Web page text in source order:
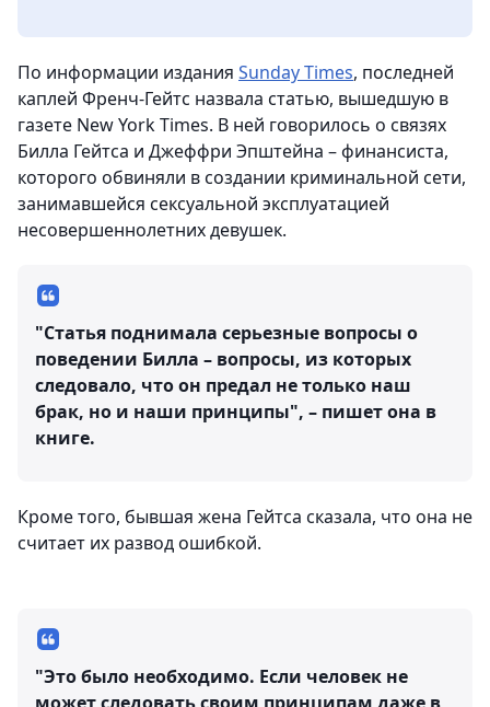
По информации издания Sunday Times, последней
каплей Френч-Гейтс назвала статью, вышедшую в
газете New York Times. В ней говорилось о связях
Билла Гейтса и Джеффри Эпштейна – финансиста,
которого обвиняли в создании криминальной сети,
занимавшейся сексуальной эксплуатацией
несовершеннолетних девушек.
"Статья поднимала серьезные вопросы о
поведении Билла – вопросы, из которых
следовало, что он предал не только наш
брак, но и наши принципы", – пишет она в
книге.
Кроме того, бывшая жена Гейтса сказала, что она не
считает их развод ошибкой.
"Это было необходимо. Если человек не